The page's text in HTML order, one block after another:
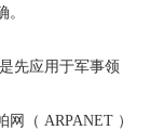
先应用于军事领
（ ARPANET ）